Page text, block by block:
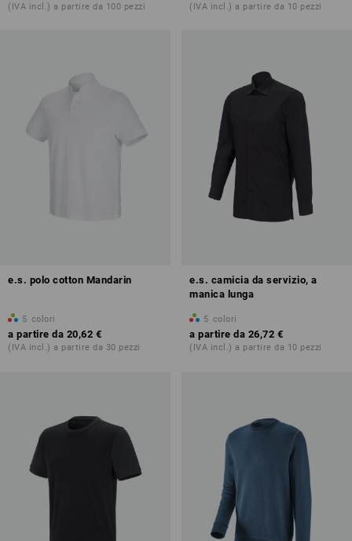
(IVA incl.) a partire da 100 pezzi (IVA incl.) a partire da 10 pezzi
e.s. polo cotton Mandarin
5 colori
a partire da 20,62 €
(IVA incl.) a partire da 30 pezzi
e.s. camicia da servizio, a
manica lunga
5 colori
a partire da 26,72 €
(IVA incl.) a partire da 10 pezzi